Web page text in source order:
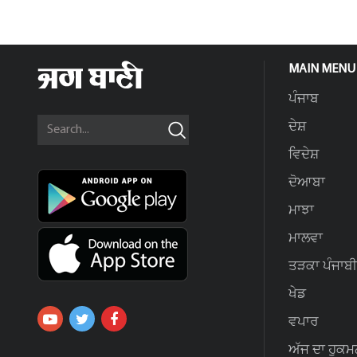
MAIN MENU
ਪੰਜਾਬ
ਦੇਸ਼
ਵਿਦੇਸ਼
ਦੋਆਬਾ
ਮਾਝਾ
ਮਾਲਵਾ
ਤੜਕਾ ਪੰਜਾਬੀ
ਖੇਡ
ਵਪਾਰ
ਅੱਜ ਦਾ